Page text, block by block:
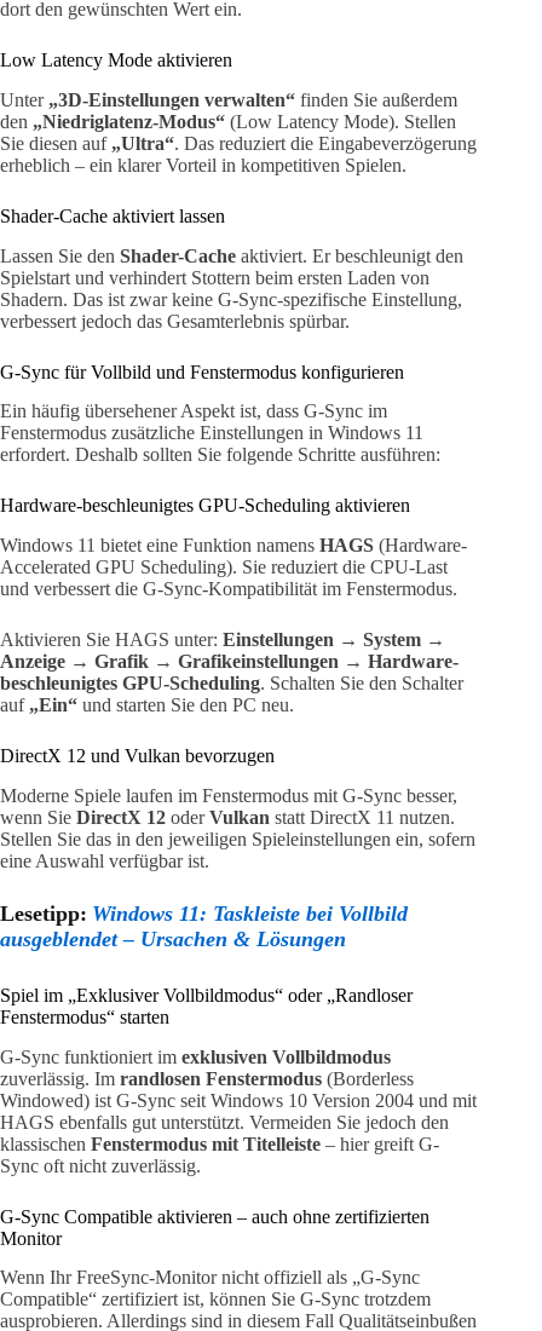
dort den gewünschten Wert ein.
Low Latency Mode aktivieren
Unter „3D-Einstellungen verwalten“ finden Sie außerdem
den „Niedriglatenz-Modus“ (Low Latency Mode). Stellen
Sie diesen auf „Ultra“. Das reduziert die Eingabeverzögerung
erheblich – ein klarer Vorteil in kompetitiven Spielen.
Shader-Cache aktiviert lassen
Lassen Sie den Shader-Cache aktiviert. Er beschleunigt den
Spielstart und verhindert Stottern beim ersten Laden von
Shadern. Das ist zwar keine G-Sync-spezifische Einstellung,
verbessert jedoch das Gesamterlebnis spürbar.
G-Sync für Vollbild und Fenstermodus konfigurieren
Ein häufig übersehener Aspekt ist, dass G-Sync im
Fenstermodus zusätzliche Einstellungen in Windows 11
erfordert. Deshalb sollten Sie folgende Schritte ausführen:
Hardware-beschleunigtes GPU-Scheduling aktivieren
Windows 11 bietet eine Funktion namens HAGS (Hardware-
Accelerated GPU Scheduling). Sie reduziert die CPU-Last
und verbessert die G-Sync-Kompatibilität im Fenstermodus.
Aktivieren Sie HAGS unter: Einstellungen → System →
Anzeige → Grafik → Grafikeinstellungen → Hardware-
beschleunigtes GPU-Scheduling. Schalten Sie den Schalter
auf „Ein“ und starten Sie den PC neu.
DirectX 12 und Vulkan bevorzugen
Moderne Spiele laufen im Fenstermodus mit G-Sync besser,
wenn Sie DirectX 12 oderVulkan statt DirectX 11 nutzen.
Stellen Sie das in den jeweiligen Spieleinstellungen ein, sofern
eine Auswahl verfügbar ist.
Lesetipp: Windows 11: Taskleiste bei Vollbild
ausgeblendet – Ursachen & Lösungen
Spiel im „Exklusiver Vollbildmodus“ oder „Randloser
Fenstermodus“ starten
G-Sync funktioniert im exklusiven Vollbildmodus
zuverlässig. Im randlosen Fenstermodus (Borderless
Windowed) ist G-Sync seit Windows 10 Version 2004 und mit
HAGS ebenfalls gut unterstützt. Vermeiden Sie jedoch den
klassischen Fenstermodus mit Titelleiste – hier greift G-
Sync oft nicht zuverlässig.
G-Sync Compatible aktivieren – auch ohne zertifizierten
Monitor
Wenn Ihr FreeSync-Monitor nicht offiziell als „G-Sync
Compatible“ zertifiziert ist, können Sie G-Sync trotzdem
ausprobieren. Allerdings sind in diesem Fall Qualitätseinbußen